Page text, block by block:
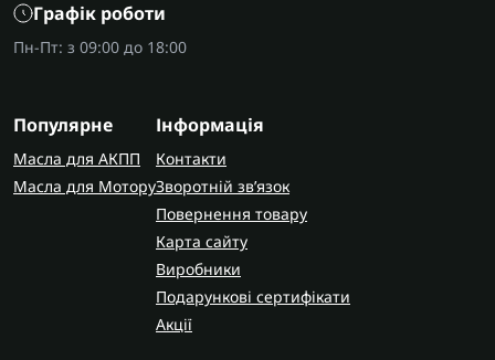
Графік роботи
Пн-Пт: з 09:00 до 18:00
Популярне
Масла для АКПП
Масла для Мотору
Інформація
Контакти
Зворотній зв’язок
Повернення товару
Карта сайту
Виробники
Подарункові сертифікати
Акції